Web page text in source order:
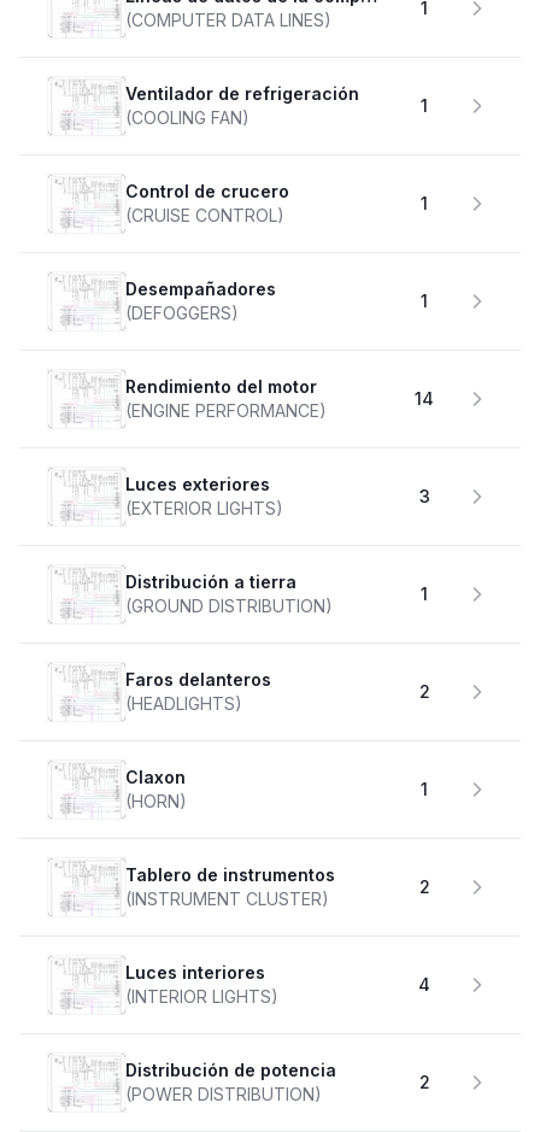
(COMPUTER DATA LINES)
1
Ventilador de refrigeración
(COOLING FAN)
1
Control de crucero
(CRUISE CONTROL)
1
desempañadores
(DEFOGGERS)
1
Rendimiento del motor
(ENGINE PERFORMANCE)
14
Luces exteriores
(EXTERIOR LIGHTS)
3
Distribución a tierra
(GROUND DISTRIBUTION)
1
faros delanteros
(HEADLIGHTS)
2
claxon
(HORN)
1
Tablero de instrumentos
(INSTRUMENT CLUSTER)
2
Luces interiores
(INTERIOR LIGHTS)
4
Distribución de potencia
(POWER DISTRIBUTION)
2